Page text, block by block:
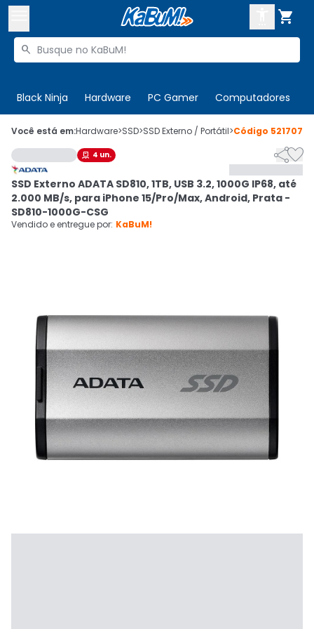

Buscar produtos

Black Ninja Hardware PC Gamer Computadores
 Olá. Acesse sua conta
 Departamentos
Cupons
Mais Vendidos
CADASTRE-SE
Você está em:Hardware>SSD>SSD Externo / Portátil>Código 521707
 4 un. 
SSD Externo ADATA SD810, 1TB, USB 3.2, 1000G IP68, até
2.000 MB/s, para iPhone 15/Pro/Max, Android, Prata -
SD810-1000G-CSG
Vendido e entregue por: KaBuM!